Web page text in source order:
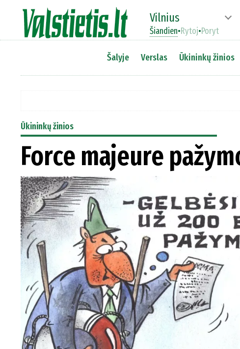
Vilnius
Šiandien•Rytoj•Poryt
Šalyje Verslas Ūkininkų žinios
Ūkininkų žinios
Force majeure